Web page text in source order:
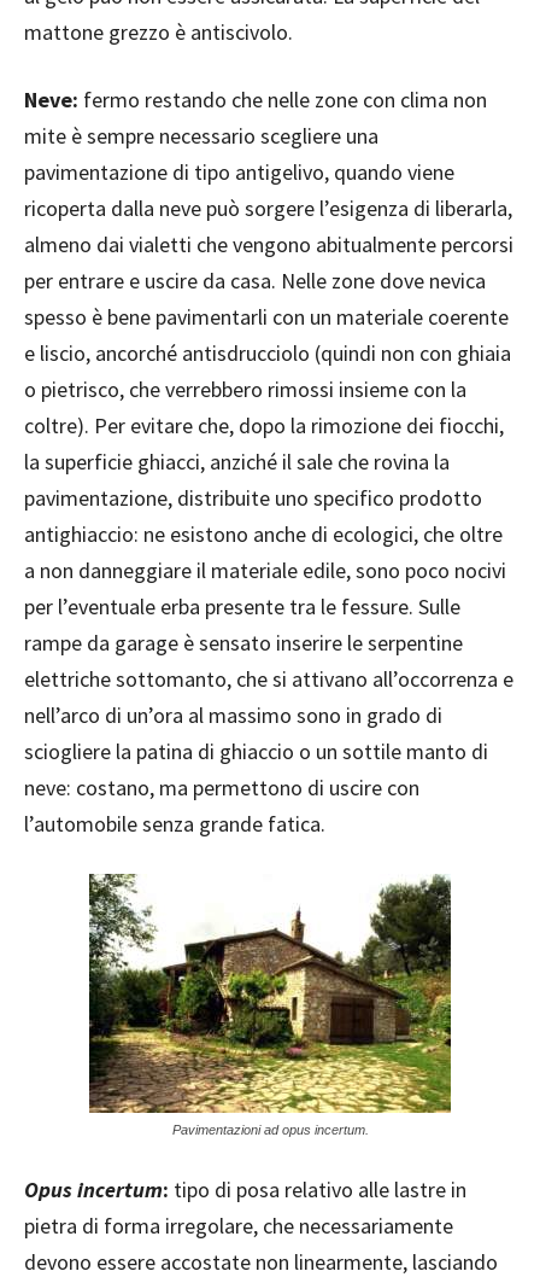
mattone grezzo è antiscivolo.
Neve: fermo restando che nelle zone con clima non
mite è sempre necessario scegliere una
pavimentazione di tipo antigelivo, quando viene
ricoperta dalla neve può sorgere l’esigenza di liberarla,
almeno dai vialetti che vengono abitualmente percorsi
per entrare e uscire da casa. Nelle zone dove nevica
spesso è bene pavimentarli con un materiale coerente
e liscio, ancorché antisdrucciolo (quindi non con ghiaia
o pietrisco, che verrebbero rimossi insieme con la
coltre). Per evitare che, dopo la rimozione dei fiocchi,
la superficie ghiacci, anziché il sale che rovina la
pavimentazione, distribuite uno specifico prodotto
antighiaccio: ne esistono anche di ecologici, che oltre
a non danneggiare il materiale edile, sono poco nocivi
per l’eventuale erba presente tra le fessure. Sulle
rampe da garage è sensato inserire le serpentine
elettriche sottomanto, che si attivano all’occorrenza e
nell’arco di un’ora al massimo sono in grado di
sciogliere la patina di ghiaccio o un sottile manto di
neve: costano, ma permettono di uscire con
l’automobile senza grande fatica.
Pavimentazioni ad opus incertum.
Opus incertum: tipo di posa relativo alle lastre in
pietra di forma irregolare, che necessariamente
devono essere accostate non linearmente, lasciando